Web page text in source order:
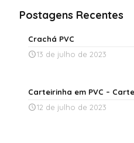
Postagens Recentes
Crachá PVC
13 de julho de 2023
Carteirinha em PVC –
12 de julho de 2023